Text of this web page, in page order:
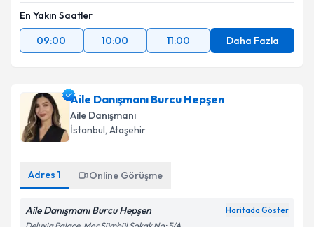
En Yakın Saatler
09:00
10:00 11:00 Daha Fazla
Aile Danışmanı Burcu Hepşen
Aile Danışmanı
İstanbul, Ataşehir
Adres 1 Online Görüşme
Aile Danışmanı Burcu Hepşen